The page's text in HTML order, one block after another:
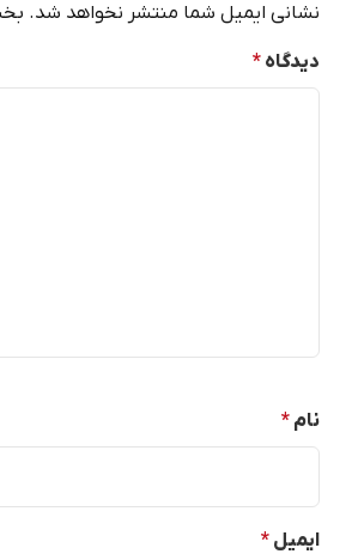
نشانی ایمیل شما منتشر نخواهد شد.
دیدگاه *
نام *
ایمیل *